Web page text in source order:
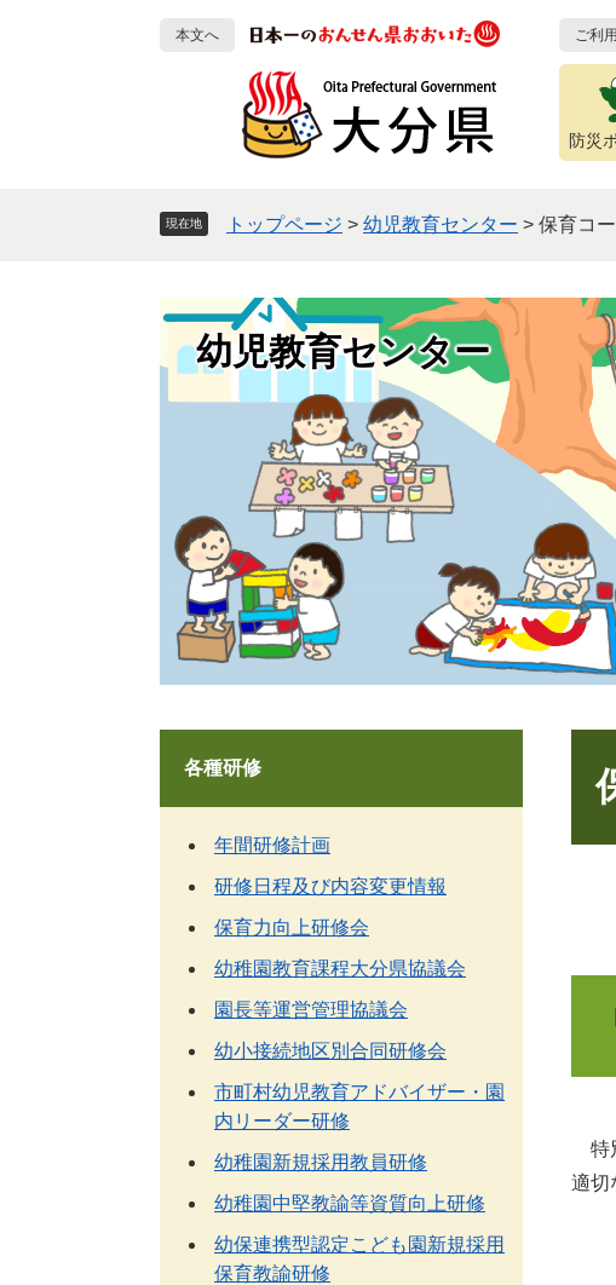
本文へ ご利
防災
現在地 トップページ > 幼児教育センター > 保育コ
幼児教育センター
特
適切
各種研修
年間研修計画
研修日程及び内容変更情報
保育力向上研修会
幼稚園教育課程大分県協議会
園長等運営管理協議会
幼小接続地区別合同研修会
市町村幼児教育アドバイザー・園
内リーダー研修
幼稚園新規採用教員研修
幼稚園中堅教諭等資質向上研修
幼保連携型認定こども園新規採用
保育教諭研修